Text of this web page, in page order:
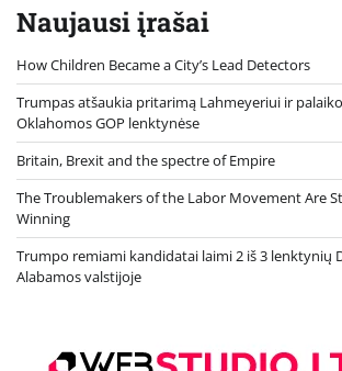
Naujausi įrašai
How Children Became a City’s Lead Detectors
Trumpas atšaukia pritarimą Lahmeyeriui ir
Oklahomos GOP lenktynėse
Britain, Brexit and the spectre of Empire
The Troublemakers of the Labor Movement Are
Winning
Trumpo remiami kandidatai laimi 2 iš 3 lenktynių
Alabamos valstijoje